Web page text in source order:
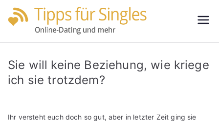
Zum
Inhalt
für
s
Sie will keine Beziehung, wie kriege
ich sie trotzdem?
Ihr versteht euch doch so gut, aber in letzter Zeit ging sie